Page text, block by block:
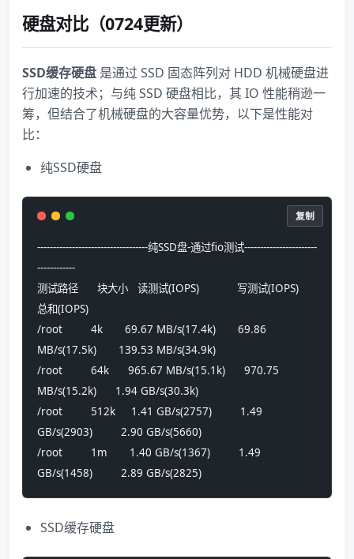
硬盘对比（0724更新）
SSD缓存硬盘 是通过 SSD 固态阵列对 HDD 机械硬盘进
行加速的技术；与纯 SSD 硬盘相比，其 IO 性能稍逊一
筹，但结合了机械硬盘的大容量优势，以下是性能对
比：
纯SSD硬盘
-----------------------------------纯SSD盘-通过fio测试-----------------------
------------
测试路径      块大小   读测试(IOPS)            写测试(IOPS)
总和(IOPS)
/root         4k       69.67 MB/s(17.4k)       69.86
MB/s(17.5k)       139.53 MB/s(34.9k)
/root         64k      965.67 MB/s(15.1k)      970.75
MB/s(15.2k)      1.94 GB/s(30.3k)
/root         512k     1.41 GB/s(2757)         1.49
GB/s(2903)         2.90 GB/s(5660)
/root         1m       1.40 GB/s(1367)         1.49
GB/s(1458)         2.89 GB/s(2825)
复制
SSD缓存硬盘